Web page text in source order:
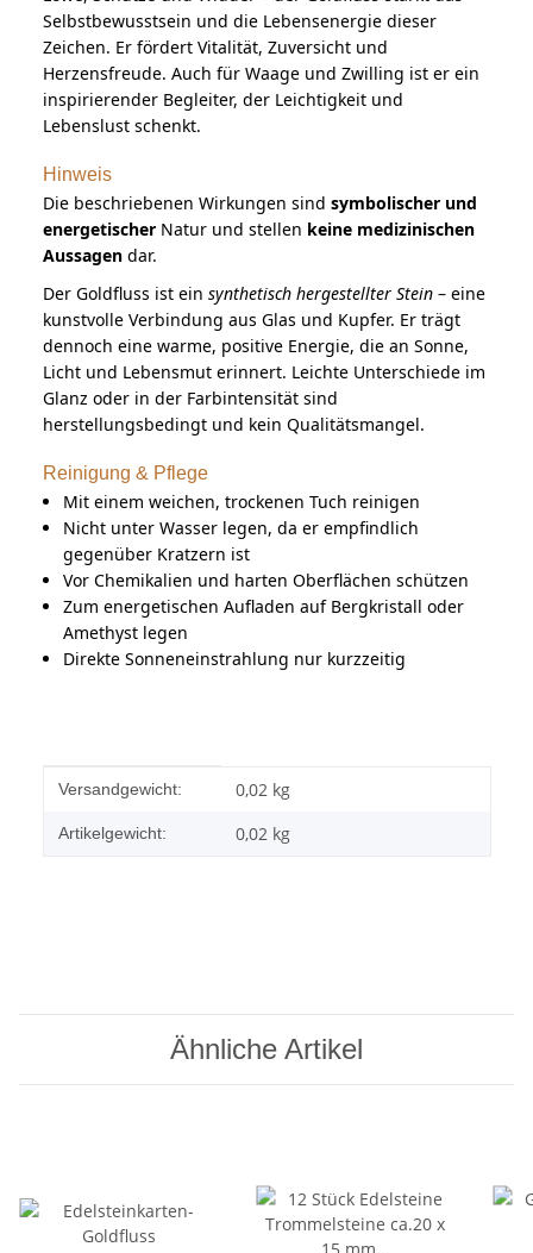
Selbstbewusstsein und die Lebensenergie dieser
Zeichen. Er fördert Vitalität, Zuversicht und
Herzensfreude. Auch für Waage und Zwilling ist er ein
inspirierender Begleiter, der Leichtigkeit und
Lebenslust schenkt.
Hinweis
Die beschriebenen Wirkungen sind symbolischer und
energetischer Natur und stellen keine medizinischen
Aussagen dar.
Der Goldfluss ist ein synthetisch hergestellter Stein – eine
kunstvolle Verbindung aus Glas und Kupfer. Er trägt
dennoch eine warme, positive Energie, die an Sonne,
Licht und Lebensmut erinnert. Leichte Unterschiede im
Glanz oder in der Farbintensität sind
herstellungsbedingt und kein Qualitätsmangel.
Reinigung & Pflege
Mit einem weichen, trockenen Tuch reinigen
Nicht unter Wasser legen, da er empfindlich
gegenüber Kratzern ist
Vor Chemikalien und harten Oberflächen schützen
Zum energetischen Aufladen auf Bergkristall oder
Amethyst legen
Direkte Sonneneinstrahlung nur kurzzeitig
Produkteigenschaft
Wert
Versandgewicht: 0,02 kg
Artikelgewicht: 0,02 kg
Ähnliche Artikel